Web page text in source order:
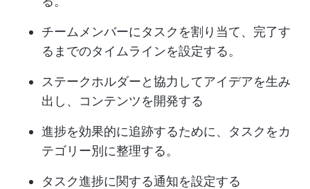
チームメンバーにタスクを割り当て、完了す
るまでのタイムラインを設定する。
ステークホルダーと協力してアイデアを生み
出し、コンテンツを開発する
進捗を効果的に追跡するために、タスクをカ
テゴリー別に整理する。
タスク進捗に関する通知を設定する